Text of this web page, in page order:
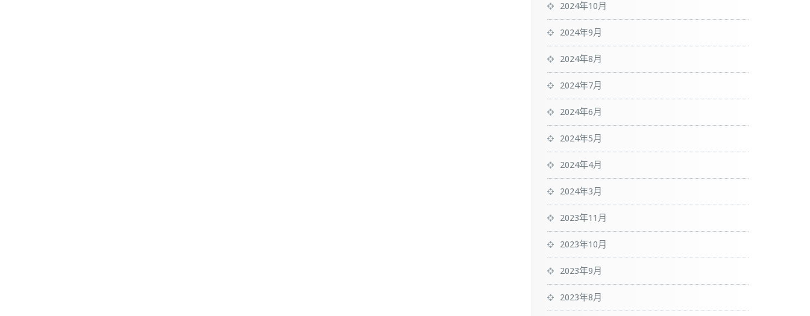
2024年10月
2024年9月
2024年8月
2024年7月
2024年6月
2024年5月
2024年4月
2024年3月
2023年11月
2023年10月
2023年9月
2023年8月